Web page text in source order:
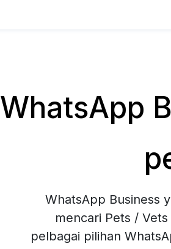
WhatsApp
WhatsApp Business
mencari Pets /
pelbagai pilihan